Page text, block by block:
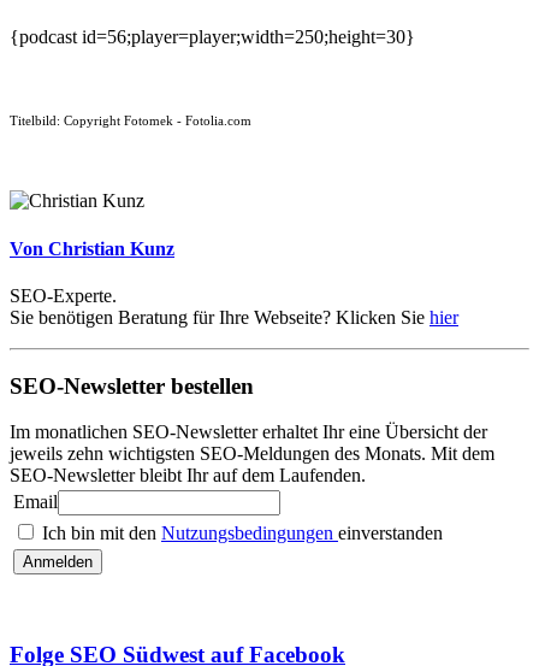
{podcast id=56;player=player;width=250;height=30}
Titelbild: Copyright Fotomek - Fotolia.com
Von Christian Kunz
SEO-Experte.
Sie benötigen Beratung für Ihre Webseite? Klicken Sie hier
SEO-Newsletter bestellen
Im monatlichen SEO-Newsletter erhaltet Ihr eine Übersicht der
jeweils zehn wichtigsten SEO-Meldungen des Monats. Mit dem
SEO-Newsletter bleibt Ihr auf dem Laufenden.
Email
Ich bin mit den Nutzungsbedingungen einverstanden
Folge SEO Südwest auf Facebook